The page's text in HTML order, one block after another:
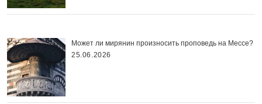
Может ли мирянин произносить проповедь на Мессе?
25.06.2026